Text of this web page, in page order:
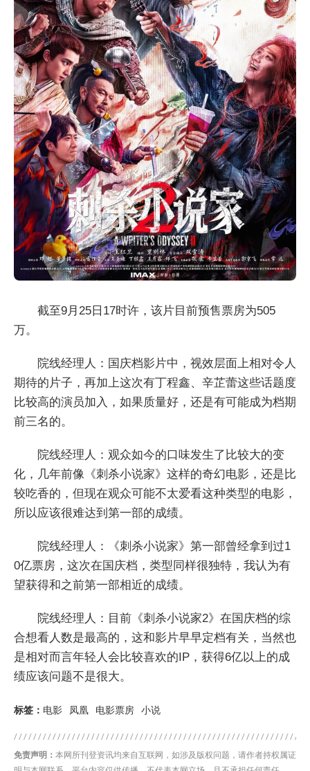
截至9月25日17时许，该片目前预售票房为505
万。
院线经理人：国庆档影片中，视效层面上相对令人
期待的片子，再加上这次有丁程鑫、辛芷蕾这些话题度
比较高的演员加入，如果质量好，还是有可能成为档期
前三名的。
院线经理人：观众如今的口味发生了比较大的变
化，几年前像《刺杀小说家》这样的奇幻电影，还是比
较吃香的，但现在观众可能不太爱看这种类型的电影，
所以应该很难达到第一部的成绩。
院线经理人：《刺杀小说家》第一部曾经拿到过1
0亿票房，这次在国庆档，类型同样很独特，我认为有
望获得和之前第一部相近的成绩。
院线经理人：目前《刺杀小说家2》在国庆档的综
合想看人数是最高的，这和影片早早定档有关，当然也
是相对而言年轻人会比较喜欢的IP，获得6亿以上的成
绩应该问题不是很大。
标签： 电影 凤凰 电影票房 小说
免责声明： 本网所刊登资讯均来自互联网，如涉及版权问题，请作者持权属证